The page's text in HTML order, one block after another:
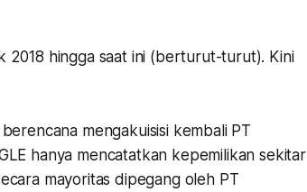
2018 hingga saat ini (berturut-turut). Kini
mengakuisisi kembali PT
hanya mencatatkan kepemilikan sekitar
mayoritas dipegang oleh PT